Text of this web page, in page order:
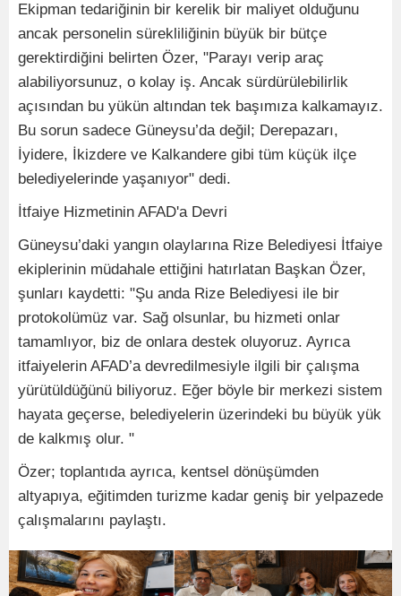
Ekipman tedariğinin bir kerelik bir maliyet olduğunu
ancak personelin sürekliliğinin büyük bir bütçe
gerektirdiğini belirten Özer, "Parayı verip araç
alabiliyorsunuz, o kolay iş. Ancak sürdürülebilirlik
açısından bu yükün altından tek başımıza kalkamayız.
Bu sorun sadece Güneysu’da değil; Derepazarı,
İyidere, İkizdere ve Kalkandere gibi tüm küçük ilçe
belediyelerinde yaşanıyor" dedi.
İtfaiye Hizmetinin AFAD'a Devri
Güneysu’daki yangın olaylarına Rize Belediyesi İtfaiye
ekiplerinin müdahale ettiğini hatırlatan Başkan Özer,
şunları kaydetti: "Şu anda Rize Belediyesi ile bir
protokolümüz var. Sağ olsunlar, bu hizmeti onlar
tamamlıyor, biz de onlara destek oluyoruz. Ayrıca
itfaiyelerin AFAD’a devredilmesiyle ilgili bir çalışma
yürütüldüğünü biliyoruz. Eğer böyle bir merkezi sistem
hayata geçerse, belediyelerin üzerindeki bu büyük yük
de kalkmış olur. "
Özer; toplantıda ayrıca, kentsel dönüşümden
altyapıya, eğitimden turizme kadar geniş bir yelpazede
çalışmalarını paylaştı.